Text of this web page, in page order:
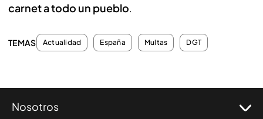
carnet a todo un pueblo.
TEMAS Actualidad España Multas DGT
Nosotros